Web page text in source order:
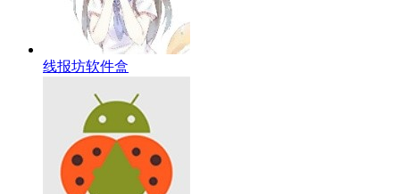
线报坊软件盒